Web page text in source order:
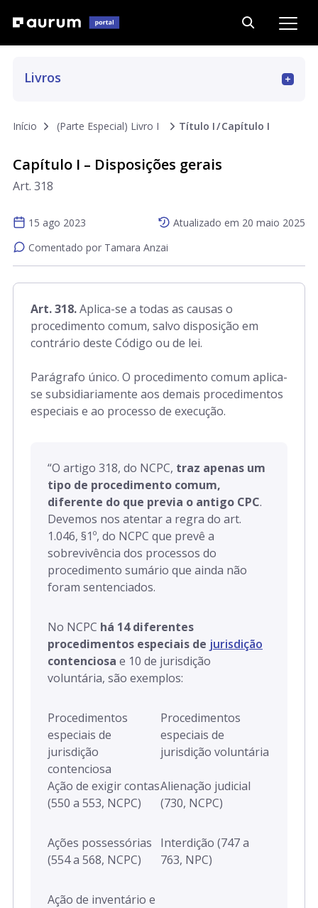
Livros
Art. 16 a 69
Art. 188 a 293
Art. 312 a 317
Parte Especial
Art. 318 a 770
Art. 926 a 1.044
Art. 1.045 a 1.072
Início (Parte Especial) Livro I Título I Capítulo I
Capítulo I – Disposições gerais
Art. 318
Comentado por Tamara Anzai
15 ago 2023 Atualizado em 20 maio 2025
Art. 318.Aplica-se a todas as causas o
procedimento comum, salvo disposição em
contrário deste Código ou de lei.
Parágrafo único. O procedimento comum aplica-
se subsidiariamente aos demais procedimentos
especiais e ao processo de execução.
“O artigo 318, do NCPC, traz apenas um
tipo de procedimento comum,
diferente do que previa o antigo CPC.
Devemos nos atentar a regra do art.
1.046, §1º, do NCPC que prevê a
sobrevivência dos processos do
procedimento sumário que ainda não
foram sentenciados.
No NCPC há 14 diferentes
procedimentos especiais de jurisdição
contenciosa e 10 de jurisdição
voluntária, são exemplos:
Procedimentos
especiais de
jurisdição
contenciosa
Procedimentos
especiais de
jurisdição voluntária
Ação de exigir contas
(550 a 553, NCPC)
Ações possessórias
(554 a 568, NCPC)
Ação de inventário e
Alienação judicial
(730, NCPC)
Interdição (747 a
763, NPC)